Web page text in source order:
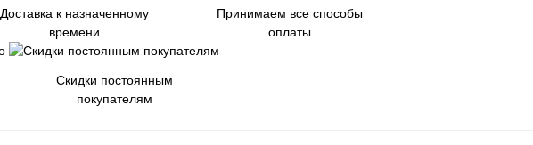
Доставка к назначенному
времени
Принимаем все способы
оплаты
Скидки постоянным
покупателям